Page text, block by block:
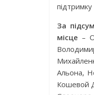
За
місце –
Альона,
Кошевой